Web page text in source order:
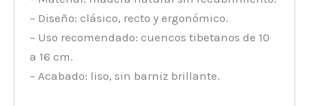
– Diseño: clásico, recto y ergonómico.
– Uso recomendado: cuencos tibetanos de 10
a 16 cm.
– Acabado: liso, sin barniz brillante.